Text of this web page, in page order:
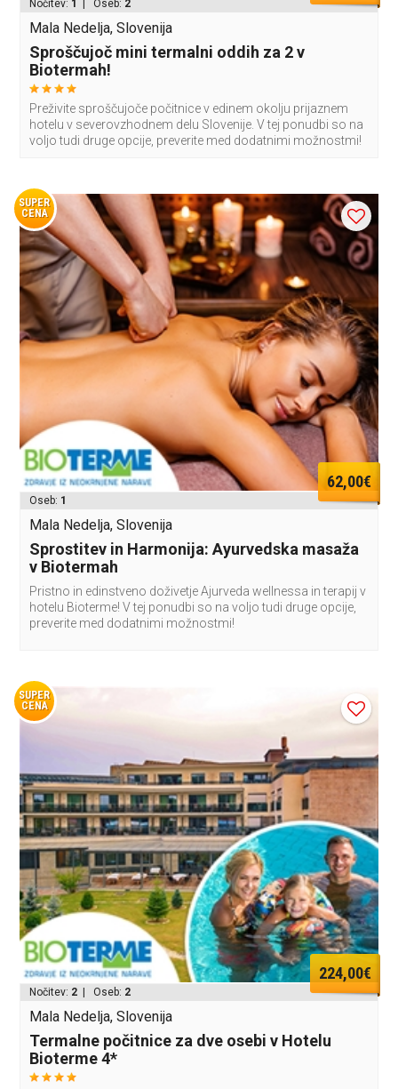
Nočitev: 1 | Oseb: 2
Mala Nedelja, Slovenija
Sproščujoč mini termalni oddih za 2 v
Biotermah!
Preživite sproščujoče počitnice v edinem okolju prijaznem
hotelu v severovzhodnem delu Slovenije. V tej ponudbi so na
voljo tudi druge opcije, preverite med dodatnimi možnostmi!
SUPER
CENA
62,00€
Oseb: 1
Mala Nedelja, Slovenija
Sprostitev in Harmonija: Ayurvedska masaža
v Biotermah
Pristno in edinstveno doživetje Ajurveda wellnessa in terapij v
hotelu Bioterme! V tej ponudbi so na voljo tudi druge opcije,
preverite med dodatnimi možnostmi!
SUPER
CENA
224,00€
Nočitev: 2 | Oseb: 2
Mala Nedelja, Slovenija
Termalne počitnice za dve osebi v Hotelu
Bioterme 4*